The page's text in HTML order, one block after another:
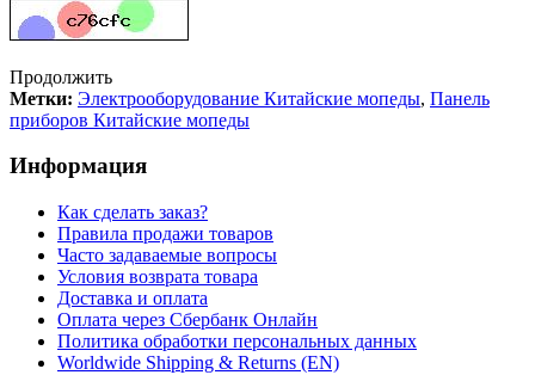
Продолжить
Метки: Электрооборудование Китайские мопеды, Панель
приборов Китайские мопеды
Информация
Как сделать заказ?
Правила продажи товаров
Часто задаваемые вопросы
Условия возврата товара
Доставка и оплата
Оплата через Сбербанк Онлайн
Политика обработки персональных данных
Worldwide Shipping & Returns (EN)